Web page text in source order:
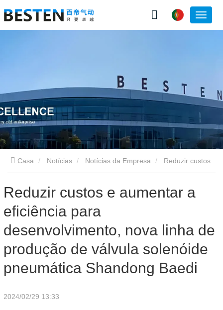
Casa Notícias Notícias da Empresa
produção de válvula solenóide pneumática Shandong Baedi
Reduzir custos e aumentar a
eficiência para
desenvolvimento, nova linha de
produção de válvula solenóide
pneumática Shandong Baedi
2024/02/29 13:33